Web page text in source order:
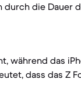
die Dauer
während das
dass das Z